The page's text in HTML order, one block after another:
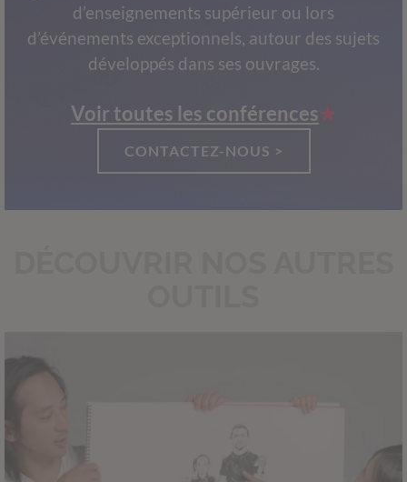
d’enseignements supérieur ou lors
d’événements exceptionnels, autour des sujets
développés dans ses ouvrages.
Voir toutes les conférences
CONTACTEZ-NOUS >